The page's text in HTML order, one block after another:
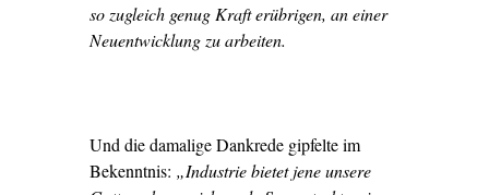
so zugleich genug Kraft erübrigen, an einer
Neuentwicklung zu arbeiten.
Und die damalige Dankrede gipfelte im
Bekenntnis: „Industrie bietet jene unsere